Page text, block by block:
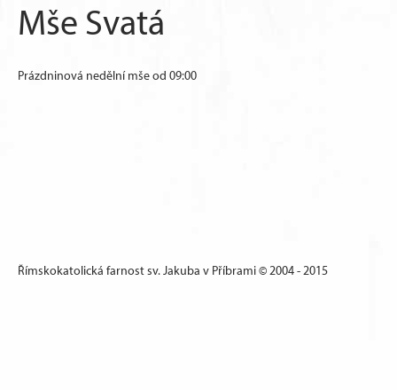
Mše Svatá
Prázdninová nedělní mše od 09:00
Římskokatolická farnost sv. Jakuba v Příbrami © 2004 - 2015